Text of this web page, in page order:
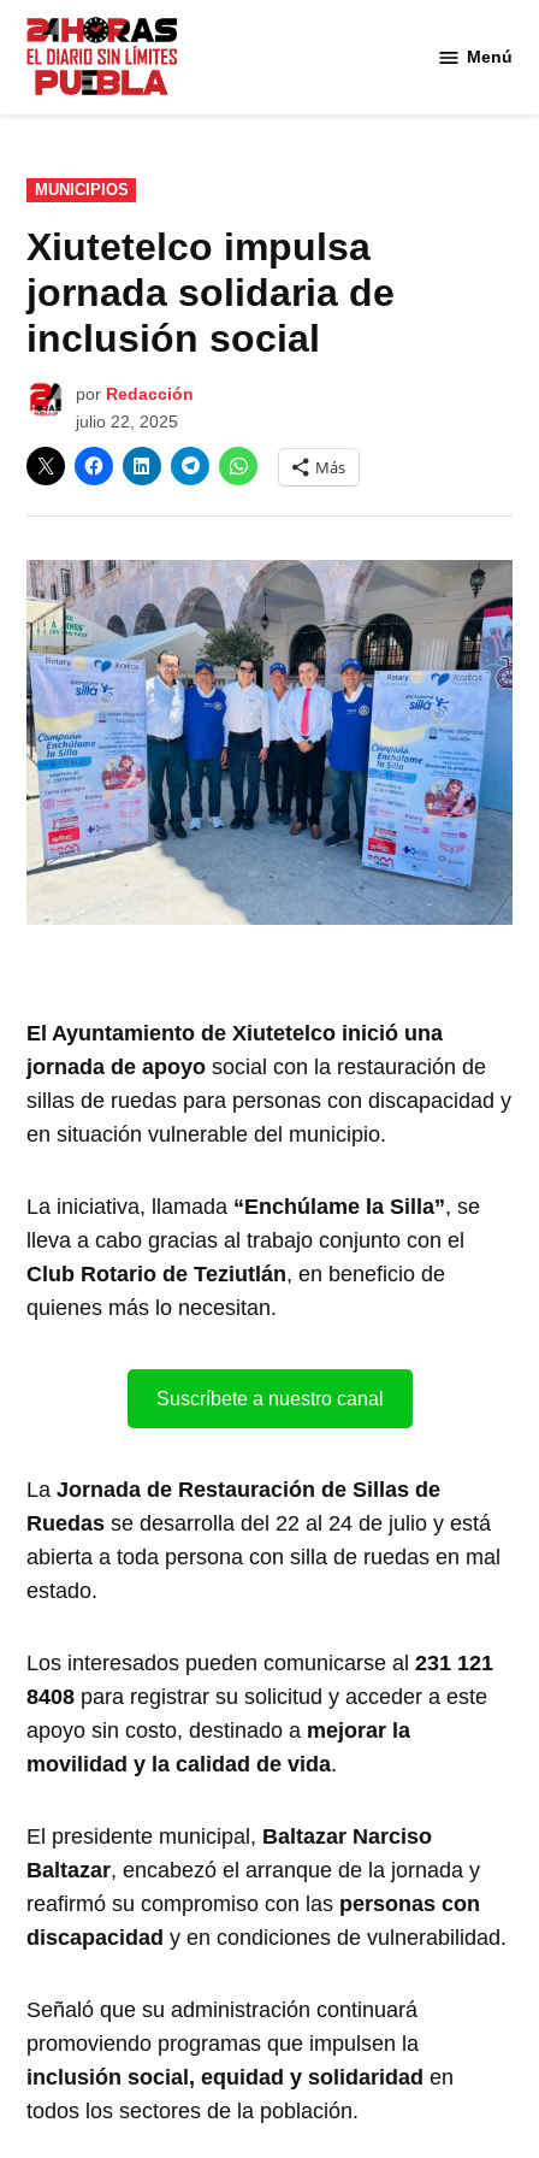
Saltar
contenido
Menú
PUBLICADO
EN
MUNICIPIOS
Xiutetelco impulsa
jornada solidaria de
inclusión social
por Redacción
julio 22, 2025
Más
El Ayuntamiento de Xiutetelco inició una
jornada de apoyo social con la restauración de
sillas de ruedas para personas con discapacidad y
en situación vulnerable del municipio.
La iniciativa, llamada “Enchúlame la Silla”, se
lleva a cabo gracias al trabajo conjunto con el
Club Rotario de Teziutlán, en beneficio de
quienes más lo necesitan.
Suscríbete a nuestro canal
LaJornada de Restauración de Sillas de
Ruedas se desarrolla del 22 al 24 de julio y está
abierta a toda persona con silla de ruedas en mal
estado.
Los interesados pueden comunicarse al231 121
8408 para registrar su solicitud y acceder a este
apoyo sin costo, destinado a mejorar la
movilidad y la calidad de vida.
El presidente municipal, Baltazar Narciso
Baltazar, encabezó el arranque de la jornada y
reafirmó su compromiso con las personas con
discapacidad y en condiciones de vulnerabilidad.
Señaló que su administración continuará
promoviendo programas que impulsen la
inclusión social, equidad y solidaridad en
todos los sectores de la población.